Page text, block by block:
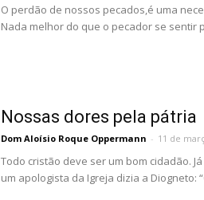
O perdão de nossos pecados,é uma
Nada melhor do que o pecador se sentir
Nossas dores pela pátria
Dom Aloísio Roque Oppermann - 11 de
Todo cristão deve ser um bom cidadão.
um apologista da Igreja dizia a Diogneto: